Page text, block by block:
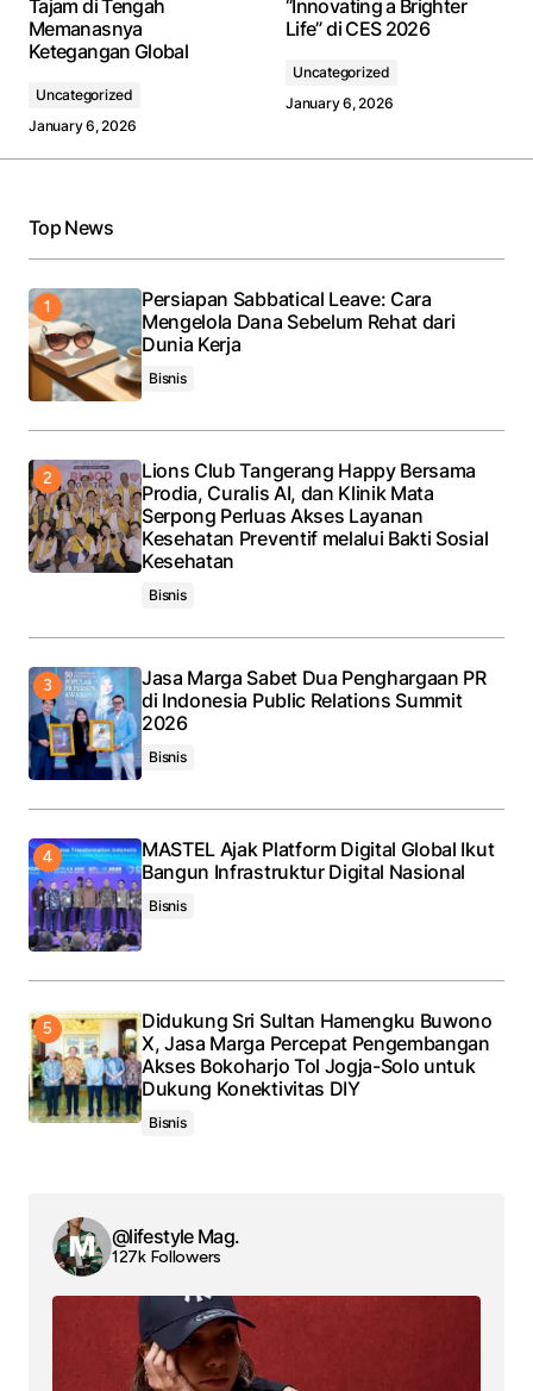
Tajam di Tengah
Memanasnya
Ketegangan Global
Uncategorized
January 6, 2026
“Innovating a Brighter
Life” di CES 2026
Uncategorized
January 6, 2026
Top News
Persiapan Sabbatical Leave: Cara
Mengelola Dana Sebelum Rehat dari
Dunia Kerja
Bisnis
Lions Club Tangerang Happy Bersama
Prodia, Curalis AI, dan Klinik Mata
Serpong Perluas Akses Layanan
Kesehatan Preventif melalui Bakti Sosial
Kesehatan
Bisnis
Jasa Marga Sabet Dua Penghargaan PR
di Indonesia Public Relations Summit
2026
Bisnis
MASTEL Ajak Platform Digital Global Ikut
Bangun Infrastruktur Digital Nasional
Bisnis
Didukung Sri Sultan Hamengku Buwono
X, Jasa Marga Percepat Pengembangan
Akses Bokoharjo Tol Jogja-Solo untuk
Dukung Konektivitas DIY
Bisnis
@lifestyle Mag.
127k Followers